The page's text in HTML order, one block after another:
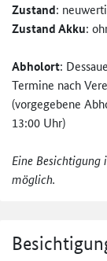
Zustand:
Zustand Akku:
Abholort:
Termine nach
(vorgegebene
13:00 Uhr)
Eine Besichtigung
möglich.